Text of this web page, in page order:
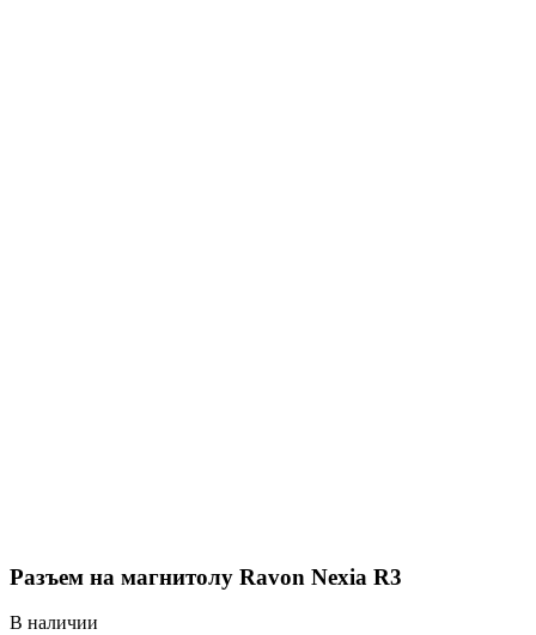
Разъем на магнитолу Ravon Nexia R3
В наличии